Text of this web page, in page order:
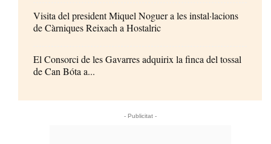
Visita del president Miquel Noguer a les instal·lacions
de Càrniques Reixach a Hostalric
El Consorci de les Gavarres adquirix la finca del tossal
de Can Bóta a...
- Publicitat -